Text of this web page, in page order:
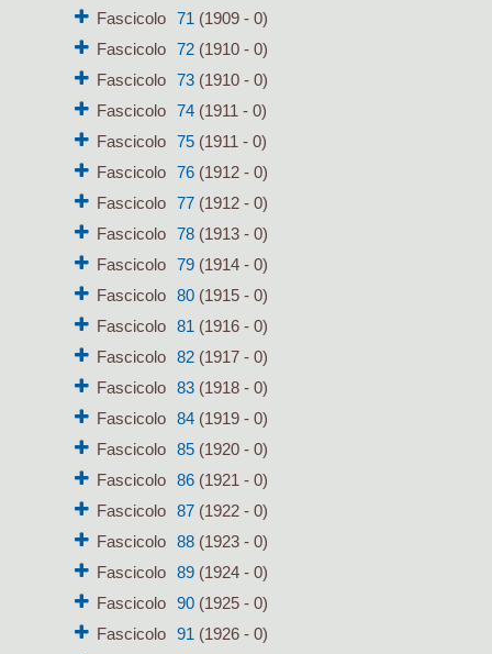
Fascicolo
71 (1909 - 0)
Fascicolo
72(1910 - 0)
Fascicolo
73(1910 - 0)
Fascicolo
74(1911 - 0)
Fascicolo
75(1911 - 0)
Fascicolo
76(1912 - 0)
Fascicolo
77(1912 - 0)
Fascicolo
78(1913 - 0)
Fascicolo
79(1914 - 0)
Fascicolo
80(1915 - 0)
Fascicolo
81 (1916 - 0)
Fascicolo
82(1917 - 0)
Fascicolo
83(1918 - 0)
Fascicolo
84(1919 - 0)
Fascicolo
85(1920 - 0)
Fascicolo
86(1921 - 0)
Fascicolo
87(1922 - 0)
Fascicolo
88(1923 - 0)
Fascicolo
89(1924 - 0)
Fascicolo
90(1925 - 0)
Fascicolo
91 (1926 - 0)